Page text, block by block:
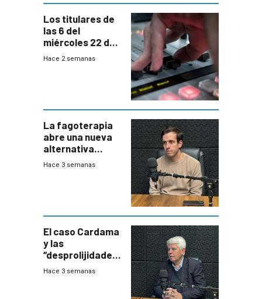
Los titulares de
las 6 del
miércoles 22 de
julio de 2026
Hace 2 semanas
La fagoterapia
abre una nueva
alternativa
contra bacterias
innovadora
Hace 3 semanas
El caso Cardama
y las
“desprolijidades”
que la
Hace 3 semanas